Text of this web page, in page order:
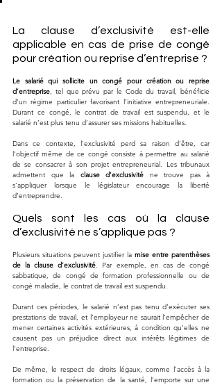
La clause d’exclusivité est-elle
applicable en cas de prise de congé
pour création ou reprise d’entreprise ?
Le salarié qui sollicite un congé pour création ou reprise
d’entreprise, tel que prévu par le Code du travail, bénéficie
d’un régime particulier favorisant l’initiative entrepreneuriale.
Durant ce congé, le contrat de travail est suspendu, et le
salarié n’est plus tenu d’assurer ses missions habituelles.
Dans ce contexte, l’exclusivité perd sa raison d’être, car
l’objectif même de ce congé consiste à permettre au salarié
de se consacrer à son projet entrepreneurial. Les tribunaux
admettent que la clause d’exclusivité ne trouve pas à
s’appliquer lorsque le législateur encourage la liberté
d’entreprendre.
Quels sont les cas où la clause
d’exclusivité ne s’applique pas ?
Plusieurs situations peuvent justifier la mise entre parenthèses
de la clause d’exclusivité. Par exemple, en cas de congé
sabbatique, de congé de formation professionnelle ou de
congé maladie, le contrat de travail est suspendu.
Durant ces périodes, le salarié n’est pas tenu d’exécuter ses
prestations de travail, et l’employeur ne saurait l’empêcher de
mener certaines activités extérieures, à condition qu’elles ne
causent pas un préjudice direct aux intérêts légitimes de
l’entreprise.
De même, le respect de droits légaux, comme l’accès à la
formation ou la préservation de la santé, l’emporte sur une